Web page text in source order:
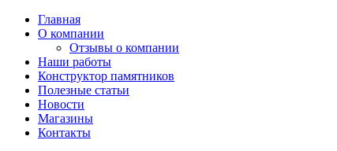
Главная
О компании
Отзывы о компании
Наши работы
Конструктор памятников
Полезные статьи
Новости
Магазины
Контакты